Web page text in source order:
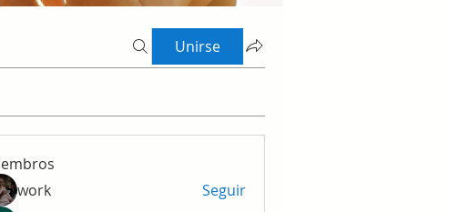
Unirse
work
Seguir